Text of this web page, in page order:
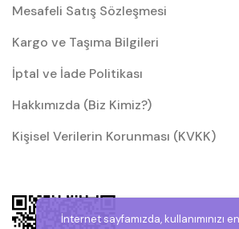
Mesafeli Satış Sözleşmesi
Kargo ve Taşıma Bilgileri
İptal ve İade Politikası
Hakkımızda (Biz Kimiz?)
Kişisel Verilerin Korunması (KVKK)
İnternet sayfamızda, kullanımınızı